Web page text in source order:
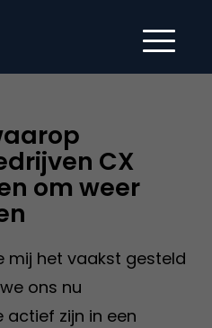
CX
om weer
mij het vaakst gesteld
ons nu
actief zijn in een